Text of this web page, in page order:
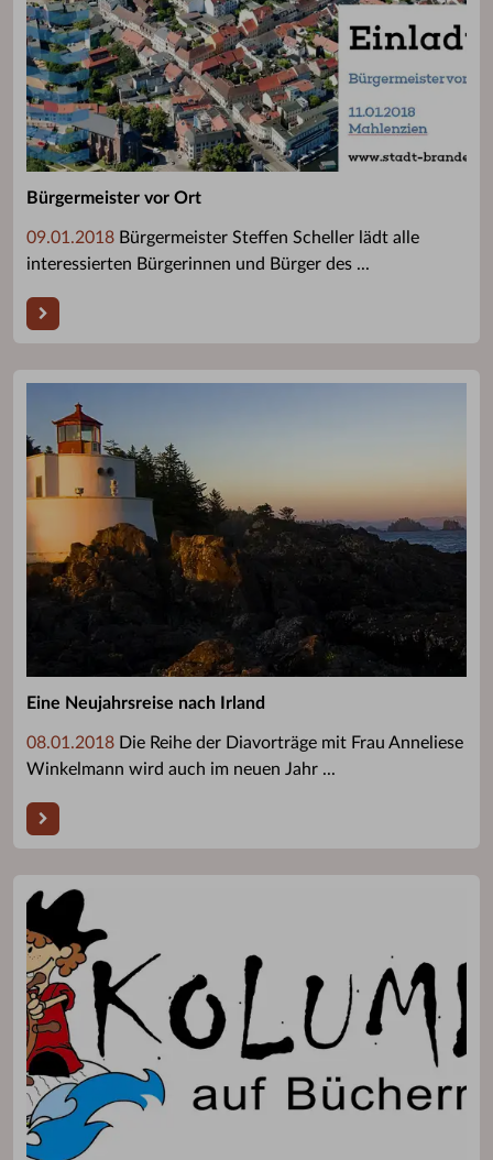
Bürgermeister vor Ort
09.01.2018 Bürgermeister Steffen Scheller lädt alle
interessierten Bürgerinnen und Bürger des ...
Eine Neujahrsreise nach Irland
08.01.2018 Die Reihe der Diavorträge mit Frau Anneliese
Winkelmann wird auch im neuen Jahr ...